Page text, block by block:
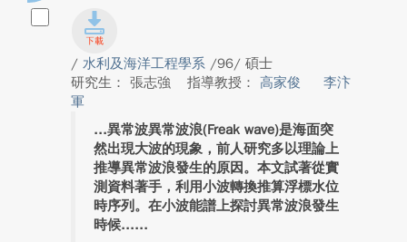
/ 水利及海洋工程學系 /96/ 碩士
研究生： 張志強
指導教授： 高家俊
李汴
軍
異常波異常波浪(Freak wave)是海面突
然出現大波的現象，前人研究多以理論上
推導異常波浪發生的原因。本文試著從實
測資料著手，利用小波轉換推算浮標水位
時序列。在小波能譜上探討異常波浪發生
時候...